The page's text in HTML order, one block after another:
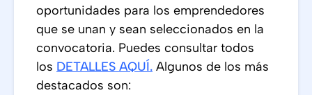
oportunidades para los emprendedores
que se unan y sean seleccionados en la
convocatoria. Puedes consultar todos
los DETALLES AQUÍ. Algunos de los más
destacados son: